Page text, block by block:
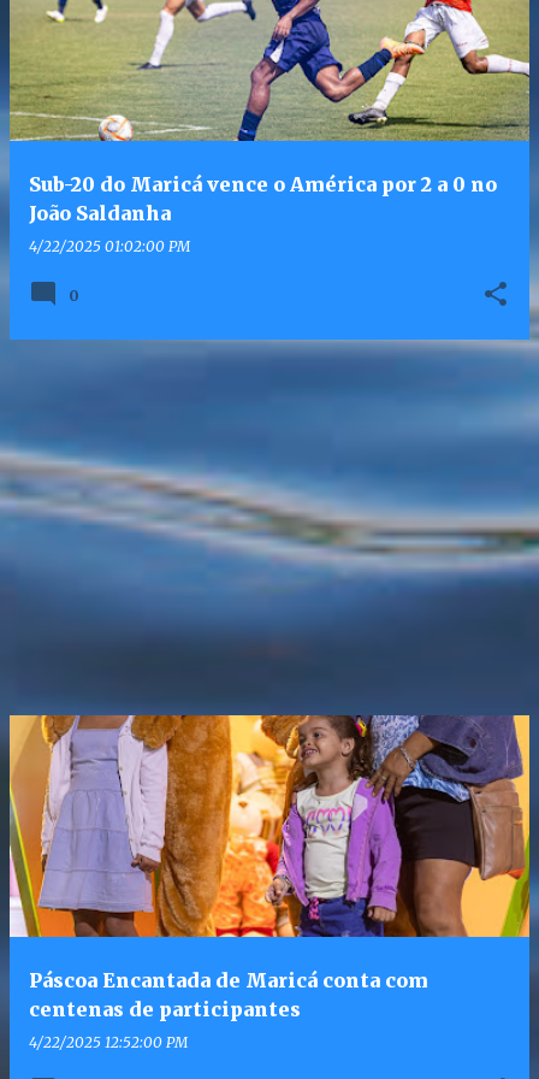
Sub-20 do Maricá vence o América por 2 a 0 no
João Saldanha
4/22/2025 01:02:00 PM
0
Páscoa Encantada de Maricá conta com
centenas de participantes
4/22/2025 12:52:00 PM